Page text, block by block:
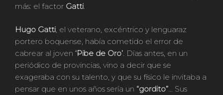
más: el factor Gatti.
Hugo Gatti , el veterano, excéntrico y lenguaraz
portero boquense, había cometido el error de
cabrear al joven ‘Pibe de Oro’ . Días antes, en un
periódico de provincias, vino a decir que se
exageraba con su talento, y que su físico le invitaba a
pensar que en unos años sería un “gordito” … Sus